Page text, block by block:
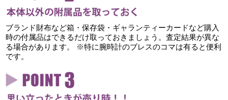
ブランド財布など箱・保存袋・ギャランティーカードなど購入
時の付属品はできるだけ取っておきましょう。査定結果が異な
る場合があります。 ※特に腕時計のブレスのコマは有ると便利
です。